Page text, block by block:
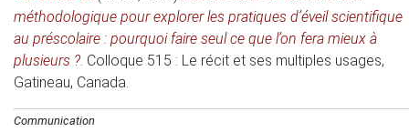
méthodologique pour explorer les pratiques d’éveil scientifique
au préscolaire : pourquoi faire seul ce que l’on fera mieux à
plusieurs ?. Colloque 515 : Le récit et ses multiples usages,
Gatineau, Canada.
Communication